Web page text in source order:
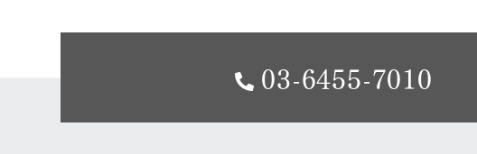
03-6455-7010